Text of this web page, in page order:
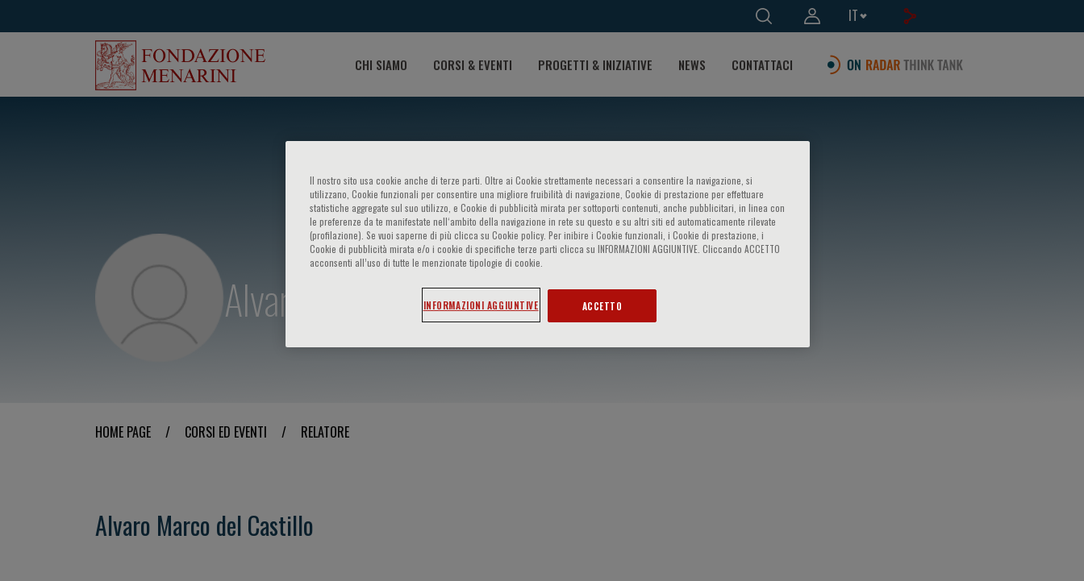
IT
CHI SIAMO CORSI & EVENTI PROGETTI & INIZIATIVE NEWS CONTATTACI
Alvaro Marco del Castillo
HOME PAGE / CORSI ED EVENTI / RELATORE
Alvaro Marco del Castillo
Il nostro sito usa cookie anche di terze parti. Oltre ai Cookie strettamente necessari a consentire la navigazione, si
utilizzano, Cookie funzionali per consentire una migliore fruibilità di navigazione, Cookie di prestazione per effettuare
statistiche aggregate sul suo utilizzo, e Cookie di pubblicità mirata per sottoporti contenuti, anche pubblicitari, in linea con
le preferenze da te manifestate nell‘ambito della navigazione in rete su questo e su altri siti ed automaticamente rilevate
(profilazione). Se vuoi saperne di più clicca su Cookie policy. Per inibire i Cookie funzionali, i Cookie di prestazione, i
Cookie di pubblicità mirata e/o i cookie di specifiche terze parti clicca su INFORMAZIONI AGGIUNTIVE. Cliccando ACCETTO
acconsenti all’uso di tutte le menzionate tipologie di cookie.
INFORMAZIONI AGGIUNTIVE ACCETTO